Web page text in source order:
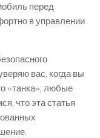
перед
в управлении
вас, когда вы
«танка», любые
что эта статья